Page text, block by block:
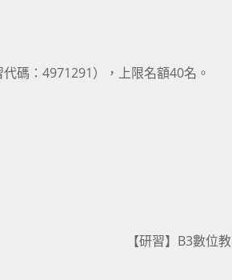
碼：4971291），上限名額40名。
【研習】B3數位